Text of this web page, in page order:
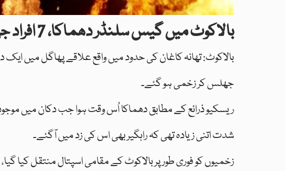
بالاکوٹ میں گیس سلنڈر دھماکا، 7 افراد جھلس کر زخمی
جھلس کر زخمی ہو گئے۔
ریسکیو ذرائع کے مطابق دھماکا اُس وقت ہوا جب دکان میں
شدت اتنی زیادہ تھی کہ راہگیر بھی اس کی زد میں آگئے۔
زخمیوں کو فوری طور پر بالاکوٹ کے مقامی اسپتال منتقل کیا